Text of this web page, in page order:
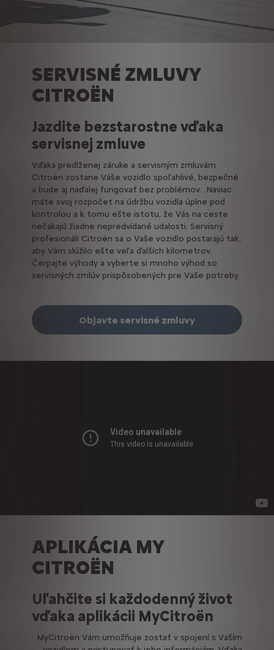
SERVISNÉ ZMLUVY
CITROËN
Jazdite bezstarostne vďaka
servisnej zmluve
Vďaka predlženej záruke a servisným zmluvám
Citroën zostane Váše vozidlo spoľahlivé, bezpečné
a bude aj naďalej fungovať bez problémov. Naviac
máte svoj rozpočet na údržbu vozidla úplne pod
kontrolou a k tomu ešte istotu, že Vás na ceste
nečakajú žiadne nepredvídané udalosti. Servisný
profesionáli Citroën sa o Vaše vozidlo postarajú tak,
aby Vám slúžilo ešte veľa ďalších kilometrov.
Čerpajte výhody a vyberte si mnoho výhod so
servisných zmlúv prispôsobených pre Vaše potreby.
Objavte servisné zmluvy
APLIKÁCIA MY
CITROËN
Uľahčite si každodenný život
vďaka aplikácii MyCitroën
MyCitroën Vám umožňuje zostať v spojení s Vaším